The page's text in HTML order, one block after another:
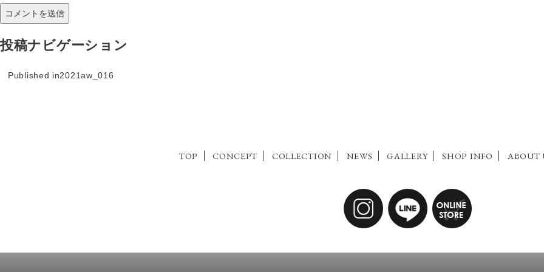
投稿ナビゲーション
Published in2021aw_016
TOP CONCEPT COLLECTION NEWS GALLERY SHOP INFO ABOUT